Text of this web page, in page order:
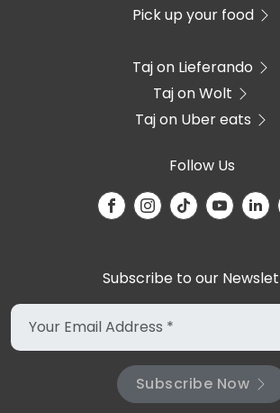
Pick up your food
Taj on Lieferando
Taj on Wolt
Taj on Uber eats
Follow Us
Subscribe to our
Subscribe Now